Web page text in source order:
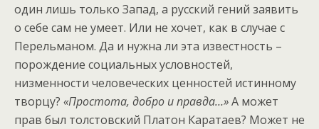
один лишь только Запад, а русский гений заявить
о себе сам не умеет. Или не хочет, как в случае с
Перельманом. Да и нужна ли эта известность –
порождение социальных условностей,
низменности человеческих ценностей истинному
творцу? «Простота, добро и правда…»А может
прав был толстовский Платон Каратаев? Может не